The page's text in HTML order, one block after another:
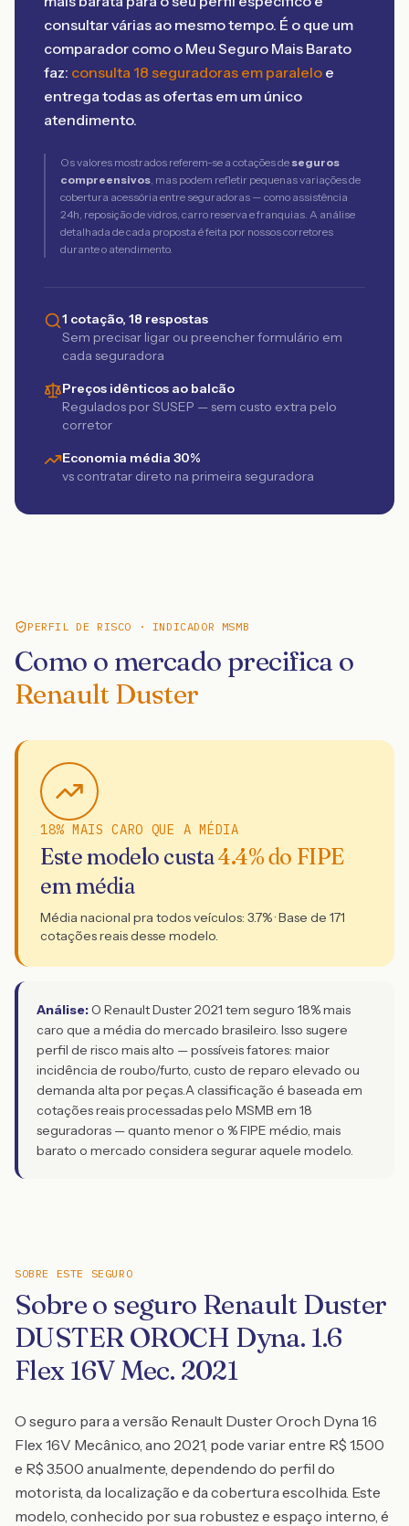
consultar várias ao mesmo tempo. É o que um
comparador como o Meu Seguro Mais Barato
faz: consulta 18 seguradoras em paralelo e
entrega todas as ofertas em um único
atendimento.
Os valores mostrados referem-se a cotações de seguros
compreensivos, mas podem refletir pequenas variações de
cobertura acessória entre seguradoras — como assistência
24h, reposição de vidros, carro reserva e franquias. A análise
detalhada de cada proposta é feita por nossos corretores
durante o atendimento.
1 cotação, 18 respostas
Sem precisar ligar ou preencher formulário em
cada seguradora
Preços idênticos ao balcão
Regulados por SUSEP — sem custo extra pelo
corretor
Economia média 30%
vs contratar direto na primeira seguradora
PERFIL DE RISCO · INDICADOR MSMB
Como o mercado precifica o
Renault Duster
18% MAIS CARO QUE A MÉDIA
Este modelo custa4.4% do FIPE
em média
Média nacional pra todos veículos: 3.7% · Base de 171
cotações reais desse modelo.
Análise: O Renault Duster 2021 tem seguro 18% mais
caro que a média do mercado brasileiro. Isso sugere
perfil de risco mais alto — possíveis fatores: maior
incidência de roubo/furto, custo de reparo elevado ou
demanda alta por peças.A classificação é baseada em
cotações reais processadas pelo MSMB em 18
seguradoras — quanto menor o % FIPE médio, mais
barato o mercado considera segurar aquele modelo.
SOBRE ESTE SEGURO
Sobre o seguro Renault Duster
DUSTER OROCH Dyna. 1.6
Flex 16V Mec. 2021
O seguro para a versão Renault Duster Oroch Dyna 1.6
Flex 16V Mecânico, ano 2021, pode variar entre R$ 1.500
e R$ 3.500 anualmente, dependendo do perfil do
motorista, da localização e da cobertura escolhida. Este
modelo, conhecido por sua robustez e espaço interno, é